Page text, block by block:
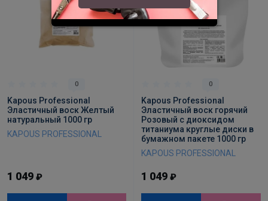
0
Kapous Professional
Эластичный воск Желтый
натуральный 1000 гр
KAPOUS PROFESSIONAL
1 049 ₽
0
Kapous Professional
Эластичный воск горячий
Розовый с диоксидом
титаниума круглые диски в
бумажном пакете 1000 гр
KAPOUS PROFESSIONAL
1 049 ₽